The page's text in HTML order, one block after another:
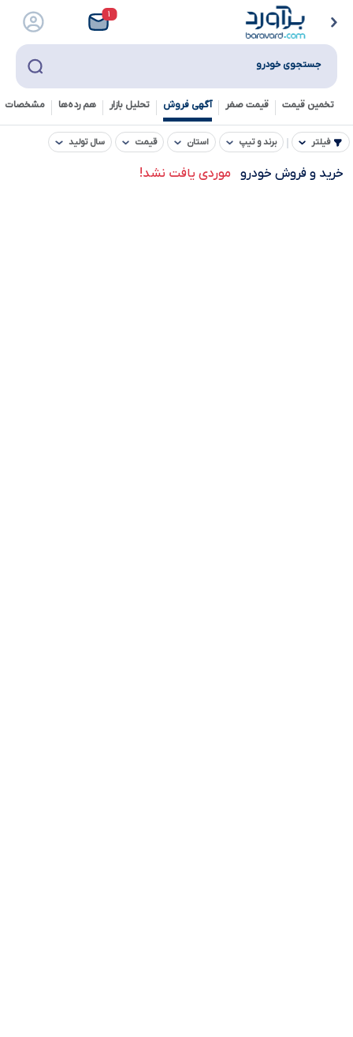
۱
جستجوی خودرو
تخمین قیمت قیمت صفر آگهی فروش تحلیل بازار هم رده‌ها‌ مشخصات
فیلتر برند و تیپ استان قیمت سال تولید
خرید و فروش خودرو موردی یافت نشد!